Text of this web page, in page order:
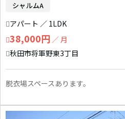
シャルムA
アパート ／ 1LDK
38,000円 ／ 月
秋田市将軍野東3丁目
脱衣場スペースあります。